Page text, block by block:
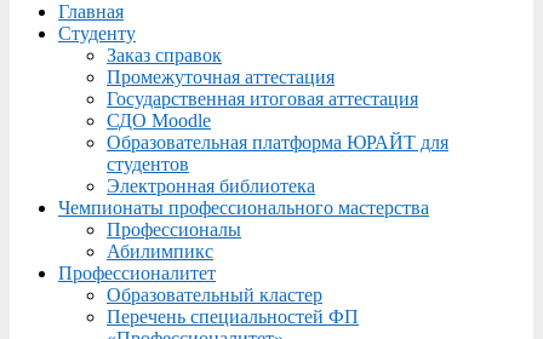
Menu
Главная
Студенту
Заказ справок
Промежуточная аттестация
Государственная итоговая аттестация
СДО Moodle
Образовательная платформа ЮРАЙТ для
студентов
Электронная библиотека
Чемпионаты профессионального мастерства
Профессионалы
Абилимпикс
Профессионалитет
Образовательный кластер
Перечень специальностей ФП